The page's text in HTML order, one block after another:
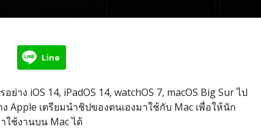
Line
ง iOS 14, iPadOS 14, watchOS 7, macOS Big Sur ไป
Apple เตรียมนำชิปของตนเองมาใช้กับ Mac เพื่อให้นัก
ใช้งานบน Mac ได้